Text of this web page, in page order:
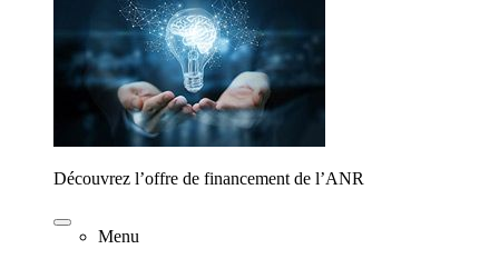
Découvrez l’offre de financement de l’ANR
Menu